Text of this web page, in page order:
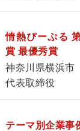
情熱ぴーぷる
賞 最優秀賞
神奈川県横浜
代表取締役
テーマ別企業事